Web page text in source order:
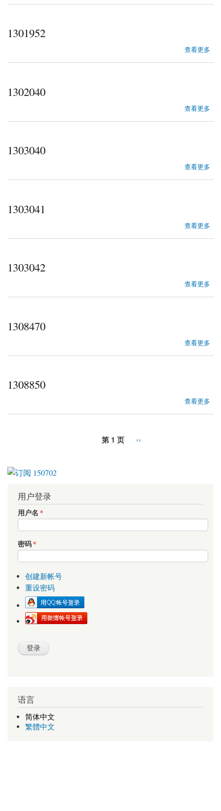
1301952
查看更多
1302040
查看更多
1303040
查看更多
1303041
查看更多
1303042
查看更多
1308470
查看更多
1308850
查看更多
第 1 页 ››
用户登录
用户名 *
密码*
创建新帐号
重设密码
语言
简体中文
繁體中文